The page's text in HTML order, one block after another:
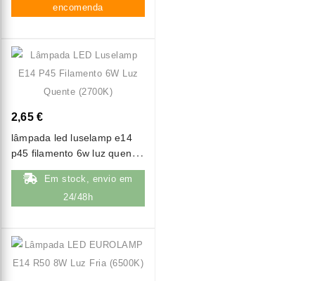
encomenda
2,65 €
lâmpada led luselamp e14
p45 filamento 6w luz quente
(2700k)
Em stock, envio em
24/48h